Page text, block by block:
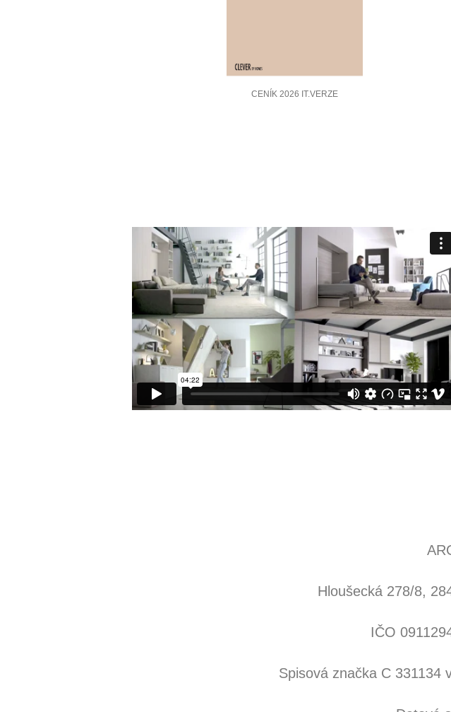
CENÍK 2026 IT.VERZE
Hloušecká 278/8,
IČO
Spisová značka C 331134